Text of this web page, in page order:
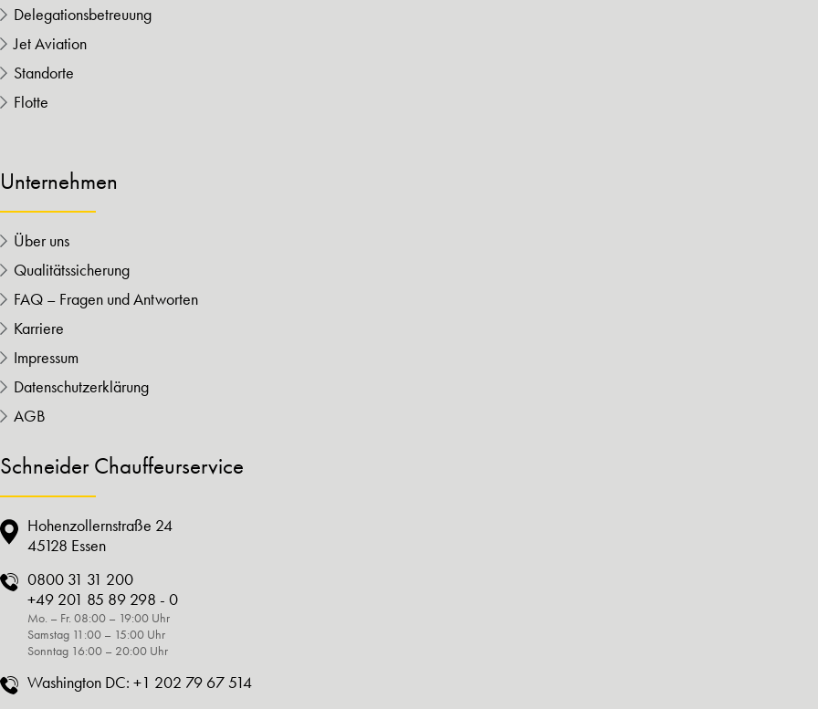
Delegationsbetreuung
Jet Aviation
Standorte
Flotte
Unternehmen
Über uns
Qualitätssicherung
FAQ – Fragen und Antworten
Karriere
Impressum
Datenschutzerklärung
AGB
Schneider Chauffeurservice
Hohenzollernstraße 24
45128 Essen
0800 31 31 200
+49 201 85 89 298 - 0
Mo. – Fr. 08:00 – 19:00 Uhr
Samstag 11:00 – 15:00 Uhr
Sonntag 16:00 – 20:00 Uhr
Washington DC: +1 202 79 67 514